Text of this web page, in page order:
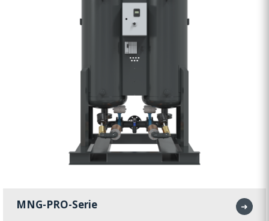
MNG-PRO-Serie ➜